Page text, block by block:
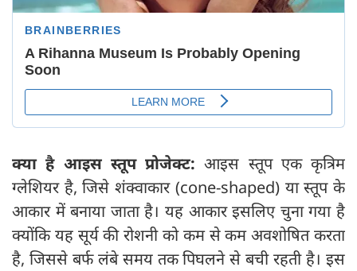
क्या है आइस स्तूप प्रोजेक्ट:आइस स्तूप एक कृत्रिम
ग्लेशियर है, जिसे शंक्वाकार (cone-shaped) या स्तूप के
आकार में बनाया जाता है। यह आकार इसलिए चुना गया है
क्योंकि यह सूर्य की रोशनी को कम से कम अवशोषित करता
है, जिससे बर्फ लंबे समय तक पिघलने से बची रहती है। इस